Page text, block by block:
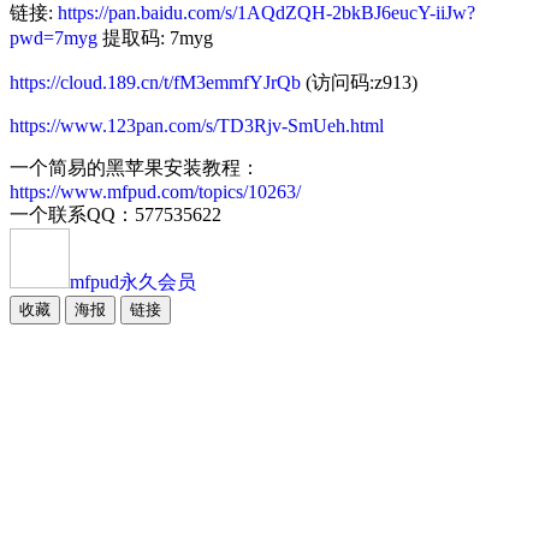
链接: https://pan.baidu.com/s/1AQdZQH-2bkBJ6eucY-iiJw?
pwd=7myg 提取码: 7myg
https://cloud.189.cn/t/fM3emmfYJrQb (访问码:z913)
https://www.123pan.com/s/TD3Rjv-SmUeh.html
一个简易的黑苹果安装教程：
https://www.mfpud.com/topics/10263/
一个联系QQ：577535622
mfpud永久会员
收藏 海报 链接